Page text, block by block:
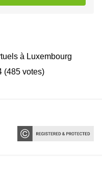
à Luxembourg
(485 votes)